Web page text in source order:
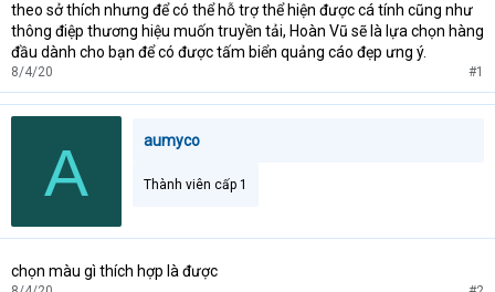
theo sở thích nhưng để có thể hỗ trợ thể hiện được cá tính cũng như
thông điệp thương hiệu muốn truyền tải, Hoàn Vũ sẽ là lựa chọn hàng
đầu dành cho bạn để có được tấm biển quảng cáo đẹp ưng ý.
8/4/20 #1
A aumyco
Thành viên cấp 1
chọn màu gì thích hợp là được